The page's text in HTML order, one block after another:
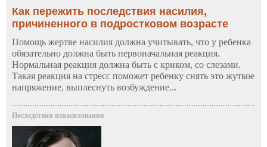
Как пережить последствия насилия,
причиненного в подростковом возрасте
Помощь жертве насилия должна учитывать, что у ребенка
обязательно должна быть первоначальная реакция.
Нормальная реакция должна быть с криком, со слезами.
Такая реакция на стресс поможет ребенку снять это жуткое
напряжение, выплеснуть возбуждение...
Последствия изнасилования